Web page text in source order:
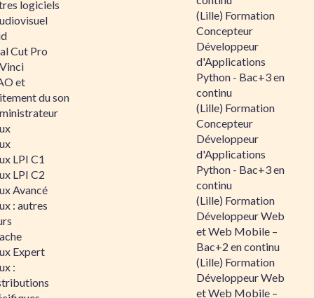
logiciels
Cut Pro
et
du son
LPI C1
LPI C2
Avancé
: autres
Expert
:
(Lille) Formation
Concepteur
Développeur
d'Applications
Python - Bac+3 en
continu
(Lille) Formation
Concepteur
Développeur
d'Applications
Python - Bac+3 en
continu
(Lille) Formation
Développeur Web
et Web Mobile –
Bac+2 en continu
(Lille) Formation
Développeur Web
et Web Mobile –